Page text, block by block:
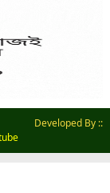
Developed By ::